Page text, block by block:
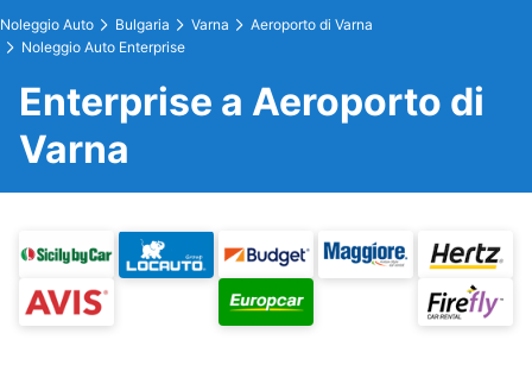
Noleggio Auto Bulgaria Varna
Aeroporto di Varna
Noleggio Auto Enterprise
Enterprise a Aeroporto di
Varna